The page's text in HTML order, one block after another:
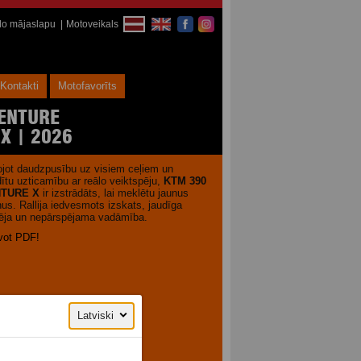
mājaslapu Motoveikals
Kontakti Motofavorīts
| 2026
daudzpusību uz visiem ceļiem un
uzticamību ar reālo veiktspēju, KTM 390
X ir izstrādāts, lai meklētu jaunus
Rallija iedvesmots izskats, jaudīga
un nepārspējama vadāmība.
PDF!
Latviski